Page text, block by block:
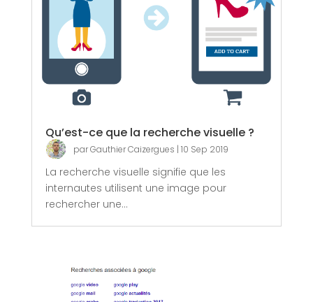
Qu’est-ce que la recherche visuelle ?
parGauthier Caizergues | 10 Sep 2019
La recherche visuelle signifie que les
internautes utilisent une image pour
rechercher une...